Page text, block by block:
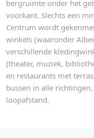
bergruimte onder het
voorkant. Slechts een
Centrum wordt
winkels (waaronder
verschillende
(theater, muziek,
en restaurants met
bussen in alle
loopafstand.